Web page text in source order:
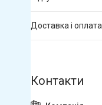
Доставка і оплата